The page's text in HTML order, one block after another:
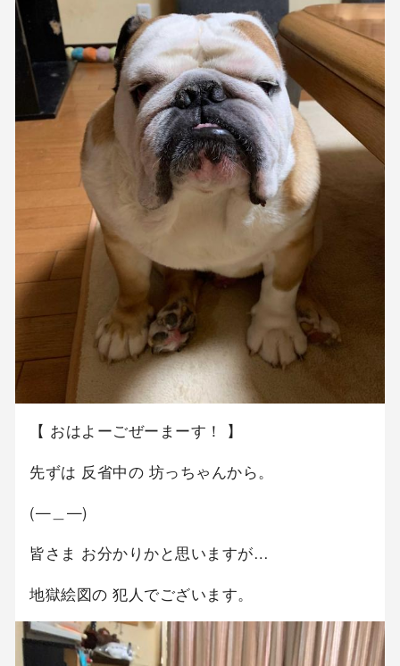
【 おはよーごぜーまーす！ 】
先ずは 反省中の 坊っちゃんから。
(—＿—)
皆さま お分かりかと思いますが…
地獄絵図の 犯人でございます。